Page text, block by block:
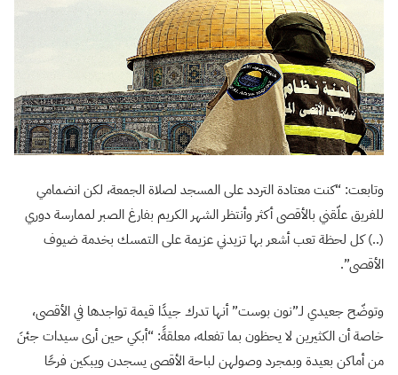
وتابعت: “كنت معتادة التردد على المسجد لصلاة الجمعة، لكن انضمامي
للفريق علّقني بالأقصى أكثر وأنتظر الشهر الكريم بفارغ الصبر لممارسة دوري
(..) كل لحظة تعب أشعر بها تزيدني عزيمة على التمسك بخدمة ضيوف
الأقصى”.
وتوضّح جعيدي لـ”نون بوست” أنها تدرك جيدًا قيمة تواجدها في الأقصى،
خاصة أن الكثيرين لا يحظون بما تفعله، معلقةً: “أبكي حين أرى سيدات جئنَ
من أماكن بعيدة وبمجرد وصولهن لباحة الأقصى يسجدن ويبكين فرحًا